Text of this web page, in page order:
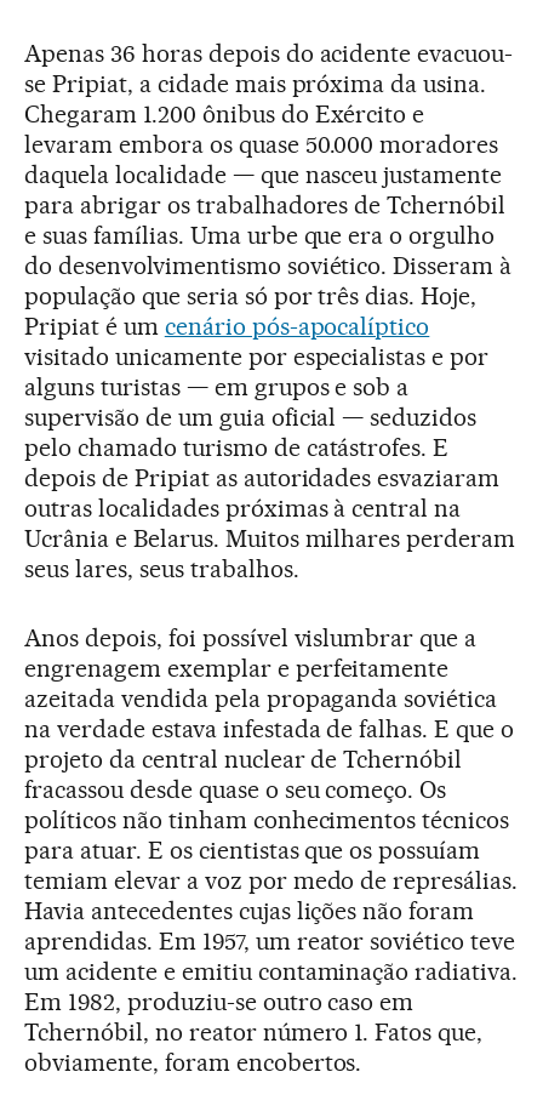
Apenas 36 horas depois do acidente evacuou-
se Pripiat, a cidade mais próxima da usina.
Chegaram 1.200 ônibus do Exército e
levaram embora os quase 50.000 moradores
daquela localidade — que nasceu justamente
para abrigar os trabalhadores de Tchernóbil
e suas famílias. Uma urbe que era o orgulho
do desenvolvimentismo soviético. Disseram à
população que seria só por três dias. Hoje,
Pripiat é um cenário pós-apocalíptico
visitado unicamente por especialistas e por
alguns turistas — em grupos e sob a
supervisão de um guia oficial — seduzidos
pelo chamado turismo de catástrofes. E
depois de Pripiat as autoridades esvaziaram
outras localidades próximas à central na
Ucrânia e Belarus. Muitos milhares perderam
seus lares, seus trabalhos.
Anos depois, foi possível vislumbrar que a
engrenagem exemplar e perfeitamente
azeitada vendida pela propaganda soviética
na verdade estava infestada de falhas. E que o
projeto da central nuclear de Tchernóbil
fracassou desde quase o seu começo. Os
políticos não tinham conhecimentos técnicos
para atuar. E os cientistas que os possuíam
temiam elevar a voz por medo de represálias.
Havia antecedentes cujas lições não foram
aprendidas. Em 1957, um reator soviético teve
um acidente e emitiu contaminação radiativa.
Em 1982, produziu-se outro caso em
Tchernóbil, no reator número 1. Fatos que,
obviamente, foram encobertos.